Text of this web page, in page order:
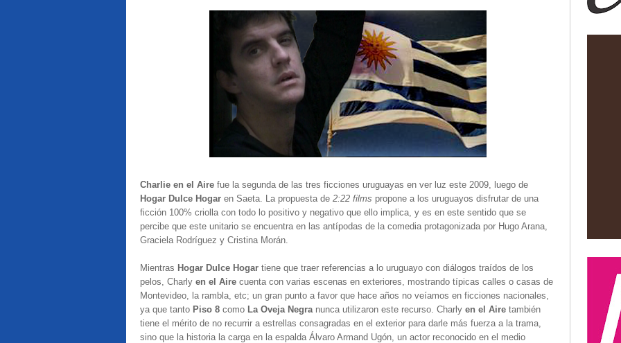
Charlie en el Aire fue la segunda de las tres ficciones uruguayas en ver luz este 2009, luego de
Hogar Dulce Hogar en Saeta. La propuesta de 2:22 films propone a los uruguayos disfrutar de una
ficción 100% criolla con todo lo positivo y negativo que ello implica, y es en este sentido que se
percibe que este unitario se encuentra en las antípodas de la comedia protagonizada por Hugo Arana,
Graciela Rodríguez y Cristina Morán.
Mientras Hogar Dulce Hogar tiene que traer referencias a lo uruguayo con diálogos traídos de los
pelos, Charly en el Aire cuenta con varias escenas en exteriores, mostrando típicas calles o casas de
Montevideo, la rambla, etc; un gran punto a favor que hace años no veíamos en ficciones nacionales,
ya que tanto Piso 8 como La Oveja Negra nunca utilizaron este recurso. Charly en el Aire también
tiene el mérito de no recurrir a estrellas consagradas en el exterior para darle más fuerza a la trama,
sino que la historia la carga en la espalda Álvaro Armand Ugón, un actor reconocido en el medio